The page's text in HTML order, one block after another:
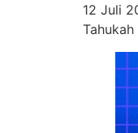
12 Juli